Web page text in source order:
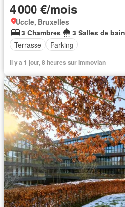
4 000 €/mois
Uccle, Bruxelles
3 Chambres
3 Salles de bain
Terrasse
Parking
Il y a 1 jour, 8 heures sur Immovlan